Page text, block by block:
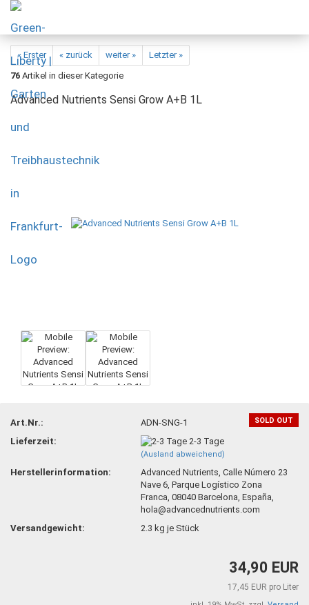
« Erster « zurück weiter »
Letzter »
76 Artikel in dieser Kategorie
Advanced Nutrients Sensi Grow A+B 1L
SOLD OUT
Art.Nr.:
ADN-SNG-1
Lieferzeit:
2-3 Tage
(Ausland abweichend)
Herstellerinformation:
Advanced Nutrients, Calle Número 23
Nave 6, Parque Logístico Zona
Franca, 08040 Barcelona, España,
hola@advancednutrients.com
Versandgewicht:
2.3 kg je Stück
34,90 EUR
17,45 EUR pro Liter